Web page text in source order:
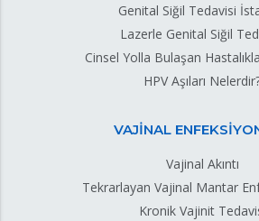
Genital Siğil Tedavisi
Lazerle Genital Siğil
Cinsel Yolla Bulaşan
HPV Aşıları
VAJİNAL
Vajinal Akıntı
Tekrarlayan Vajinal Mantar
Kronik Vajinit